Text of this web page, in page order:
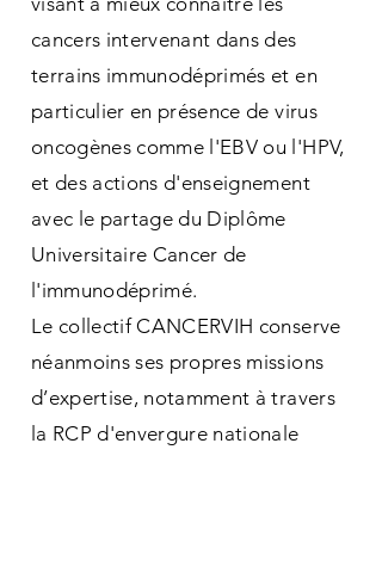
cancers intervenant dans des
terrains immunodéprimés et en
particulier en présence de virus
oncogènes comme l'EBV ou l'HPV,
et des actions d'enseignement
avec le partage du Diplôme
Universitaire Cancer de
l'immunodéprimé.
Le collectif CANCERVIH conserve
néanmoins ses propres missions
d’expertise, notamment à travers
la RCP d'envergure nationale